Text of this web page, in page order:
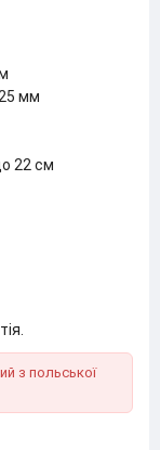
мм
22 см
з польської